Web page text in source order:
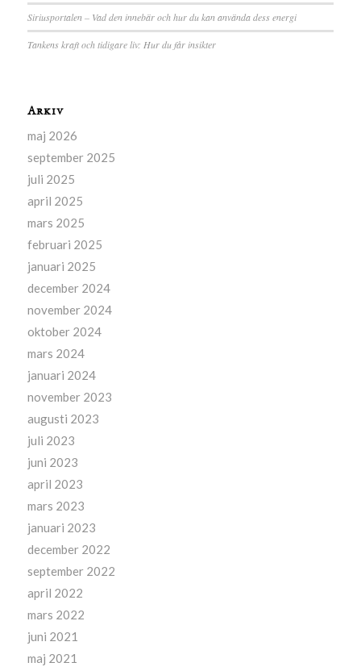
Siriusportalen – Vad den innebär och hur du kan använda dess energi
Tankens kraft och tidigare liv: Hur du får insikter
Arkiv
maj 2026
september 2025
juli 2025
april 2025
mars 2025
februari 2025
januari 2025
december 2024
november 2024
oktober 2024
mars 2024
januari 2024
november 2023
augusti 2023
juli 2023
juni 2023
april 2023
mars 2023
januari 2023
december 2022
september 2022
april 2022
mars 2022
juni 2021
maj 2021